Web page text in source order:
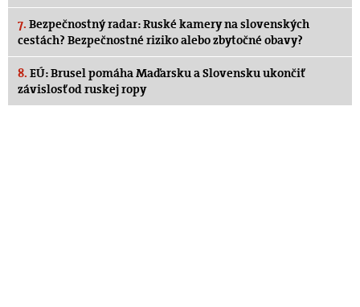
7. Bezpečnostný radar: Ruské kamery na slovenských
cestách? Bezpečnostné riziko alebo zbytočné obavy?
8. EÚ: Brusel pomáha Maďarsku a Slovensku ukončiť
závislosť od ruskej ropy